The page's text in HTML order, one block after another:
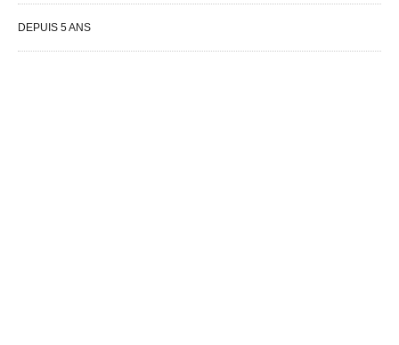
DEPUIS 5 ANS